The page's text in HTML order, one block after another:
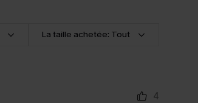
La taille achetée: Tout
4